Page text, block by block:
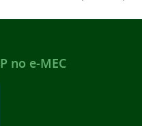
no e-MEC